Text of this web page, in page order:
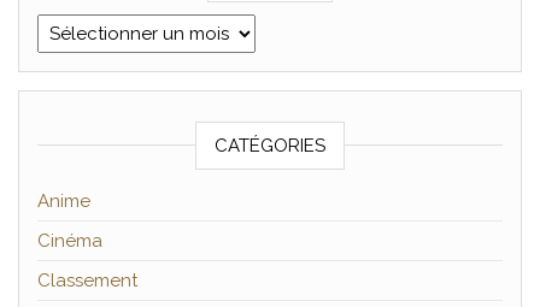
Archives
CATÉGORIES
Anime
Cinéma
Classement